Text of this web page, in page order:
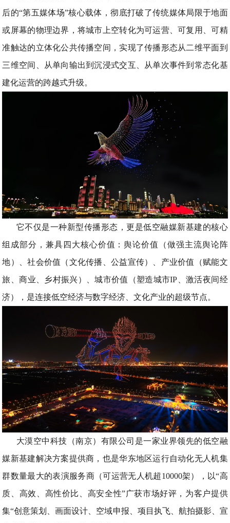
后的“第五媒体场”核心载体，彻底打破了传统媒体局限于地面
或屏幕的物理边界，将城市上空转化为可运营、可复用、可精
准触达的立体化公共传播空间，实现了传播形态从二维平面到
三维空间、从单向输出到沉浸式交互、从单次事件到常态化基
建化运营的跨越式升级。
它不仅是一种新型传播形态，更是低空融媒新基建的核心
组成部分，兼具四大核心价值：舆论价值（做强主流舆论阵
地）、社会价值（文化传播、公益宣传）、产业价值（赋能文
旅、商业、乡村振兴）、城市价值（塑造城市IP、激活夜间经
济），是连接低空经济与数字经济、文化产业的超级节点。
大漠空中科技（南京）有限公司是一家业界领先的低空融
媒新基建解决方案提供商，也是华东地区运行自动化无人机集
群数量最大的表演服务商（可运营无人机超10000架），以“高
质、高效、高性价比、高安全性”广获市场好评，为客户提供
集“创意策划、画面设计、空域申报、项目执飞、航拍摄影、宣